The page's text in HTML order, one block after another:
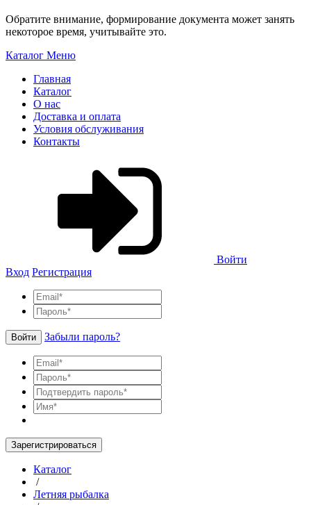
Обратите внимание, формирование документа может занять
некоторое время, учитывайте это.
Каталог Меню
Главная
Каталог
О нас
Доставка и оплата
Условия обслуживания
Контакты
Войти
Вход Регистрация
Войти Забыли пароль?
Зарегистрироваться
Каталог
/
Летняя рыбалка